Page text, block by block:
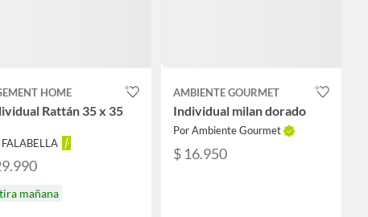
HOME
Rattán 35 x 35
mañana
AMBIENTE GOURMET
Individual milan dorado
Por Ambiente Gourmet
$ 16.950